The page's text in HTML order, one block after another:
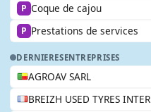
P Coque de cajou
P Prestations de services
DERNIERESENTREPRISES
AGROAV SARL
BREIZH USED TYRES INTER